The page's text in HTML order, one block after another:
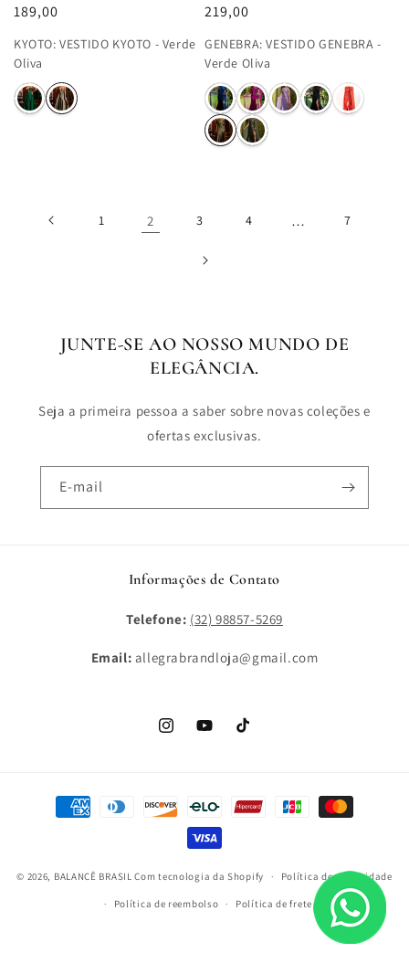
189,00
KYOTO:VESTIDO KYOTO - Verde
Oliva
219,00
GENEBRA:VESTIDO GENEBRA -
Verde Oliva
1 2 3 4 … 7
JUNTE-SE AO NOSSO MUNDO DE
ELEGÂNCIA.
Seja a primeira pessoa a saber sobre novas coleções e
ofertas exclusivas.
E-mail
Informações de Contato
Telefone: (32) 98857-5269
Email: allegrabrandloja@gmail.com
InstagramYouTubeTikTok
Formas
© 2026, BALANCÊ BRASIL Com tecnologia da Shopify Política de privacidade
Política de reembolso Política de frete